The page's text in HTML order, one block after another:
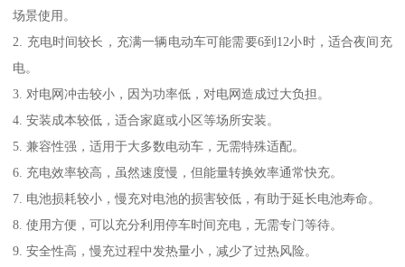
场景使用。
2. 充电时间较长，充满一辆电动车可能需要6到12小时，适合夜间充
电。
3. 对电网冲击较小，因为功率低，对电网造成过大负担。
4. 安装成本较低，适合家庭或小区等场所安装。
5. 兼容性强，适用于大多数电动车，无需特殊适配。
6. 充电效率较高，虽然速度慢，但能量转换效率通常快充。
7. 电池损耗较小，慢充对电池的损害较低，有助于延长电池寿命。
8. 使用方便，可以充分利用停车时间充电，无需专门等待。
9. 安全性高，慢充过程中发热量小，减少了过热风险。